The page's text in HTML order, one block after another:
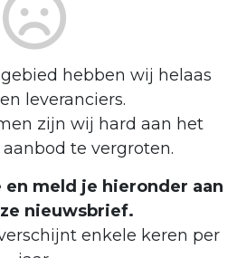
hebben wij helaas
leveranciers.
zijn wij hard aan het
te vergroten.
meld je hieronder aan
nieuwsbrief.
enkele keren per